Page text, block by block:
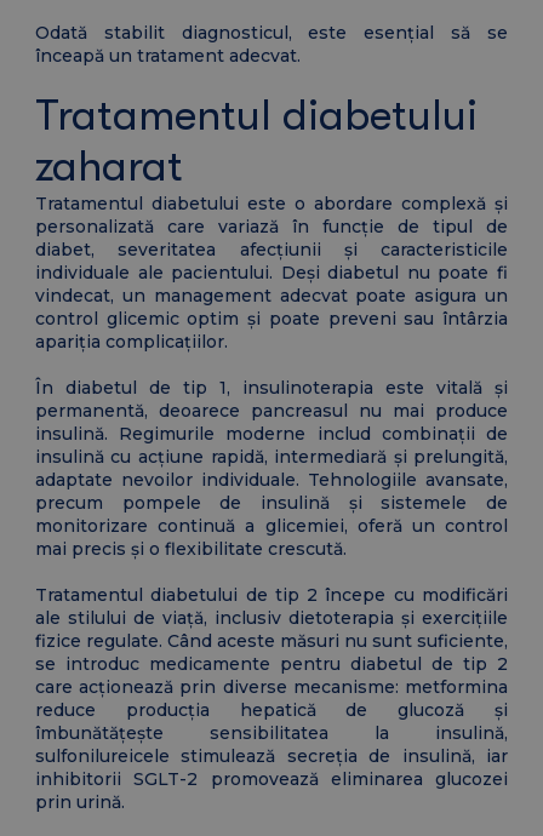
Odată stabilit diagnosticul, este esențial să se
înceapă un tratament adecvat.
Tratamentul diabetului
zaharat
Tratamentul diabetului este o abordare complexă și
personalizată care variază în funcție de tipul de
diabet, severitatea afecțiunii și caracteristicile
individuale ale pacientului. Deși diabetul nu poate fi
vindecat, un management adecvat poate asigura un
control glicemic optim și poate preveni sau întârzia
apariția complicațiilor.
În diabetul de tip 1, insulinoterapia este vitală și
permanentă, deoarece pancreasul nu mai produce
insulină. Regimurile moderne includ combinații de
insulină cu acțiune rapidă, intermediară și prelungită,
adaptate nevoilor individuale. Tehnologiile avansate,
precum pompele de insulină și sistemele de
monitorizare continuă a glicemiei, oferă un control
mai precis și o flexibilitate crescută.
Tratamentul diabetului de tip 2 începe cu modificări
ale stilului de viață, inclusiv dietoterapia și exercițiile
fizice regulate. Când aceste măsuri nu sunt suficiente,
se introduc medicamente pentru diabetul de tip 2
care acționează prin diverse mecanisme: metformina
reduce producția hepatică de glucoză și
îmbunătățește sensibilitatea la insulină,
sulfonilureicele stimulează secreția de insulină, iar
inhibitorii SGLT-2 promovează eliminarea glucozei
prin urină.